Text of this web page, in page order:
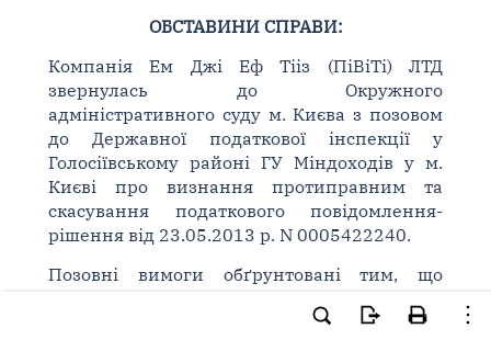
ОБСТАВИНИ СПРАВИ:
Компанія Ем Джі Еф Тііз (ПіВіТі) ЛТД
звернулась до Окружного
адміністративного суду м. Києва з позовом
до Державної податкової інспекції у
Голосіївському районі ГУ Міндоходів у м.
Києві про визнання протиправним та
скасування податкового повідомлення-
рішення від 23.05.2013 р. N 0005422240.
Позовні вимоги обґрунтовані тим, що
Голосіївському районі м. Києва ДПС на